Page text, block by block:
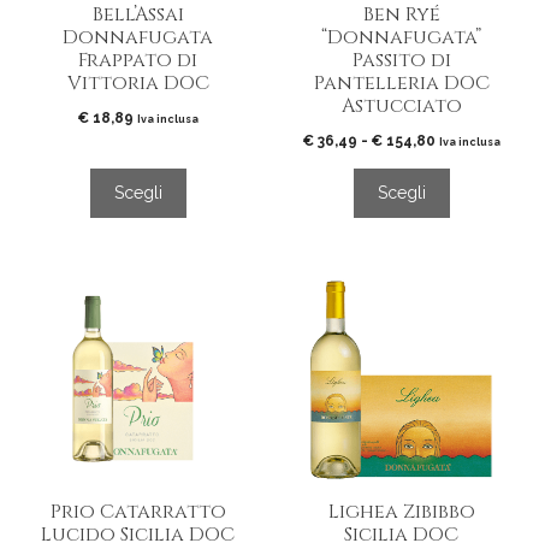
Bell’Assai
Donnafugata
Frappato di
Vittoria DOC
€18,89 Iva inclusa
Scegli
nella
pagina
prodotto
Ben Ryé
“Donnafugata”
Passito di
Pantelleria DOC
Astucciato
€36,49 - €154,80Fascia
Iva inclusa
Scegli
nella
del
Prio Catarratto
Lucido Sicilia DOC
Lighea Zibibbo
Sicilia DOC